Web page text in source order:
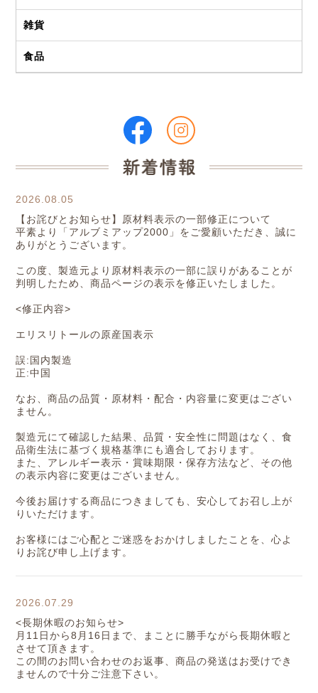
雑貨
食品
2026.08.05
【お詫びとお知らせ】原材料表示の一部修正について
平素より「アルブミアップ2000」をご愛顧いただき、誠に
ありがとうございます。
この度、製造元より原材料表示の一部に誤りがあることが
判明したため、商品ページの表示を修正いたしました。
<修正内容>
エリスリトールの原産国表示
誤:国内製造
正:中国
なお、商品の品質・原材料・配合・内容量に変更はござい
ません。
製造元にて確認した結果、品質・安全性に問題はなく、食
品衛生法に基づく規格基準にも適合しております。
また、アレルギー表示・賞味期限・保存方法など、その他
の表示内容に変更はございません。
今後お届けする商品につきましても、安心してお召し上が
りいただけます。
お客様にはご心配とご迷惑をおかけしましたことを、心よ
りお詫び申し上げます。
2026.07.29
<長期休暇のお知らせ>
月11日から8月16日まで、まことに勝手ながら長期休暇と
させて頂きます。
この間のお問い合わせのお返事、商品の発送はお受けでき
ませんので十分ご注意下さい。